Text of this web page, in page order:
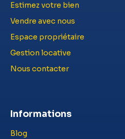
Estimez votre bien
Vendre avec nous
Espace propriétaire
Gestion locative
Nous contacter
Informations
Blog